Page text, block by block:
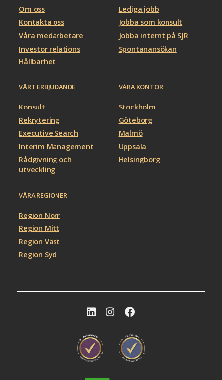
Om oss
Kontakta oss
Våra medarbetare
Investor relations
Hållbarhet
Lediga jobb
Jobba som konsult
Jobba internt på SJR
Spontanansökan
VÅRT ERBJUDANDE
Konsult
Rekrytering
Executive Search
Interim Management
Rådgivning och
utveckling
VÅRA KONTOR
Stockholm
Göteborg
Malmö
Uppsala
Helsingborg
VÅRA REGIONER
Region Norr
Region Mitt
Region Väst
Region Syd